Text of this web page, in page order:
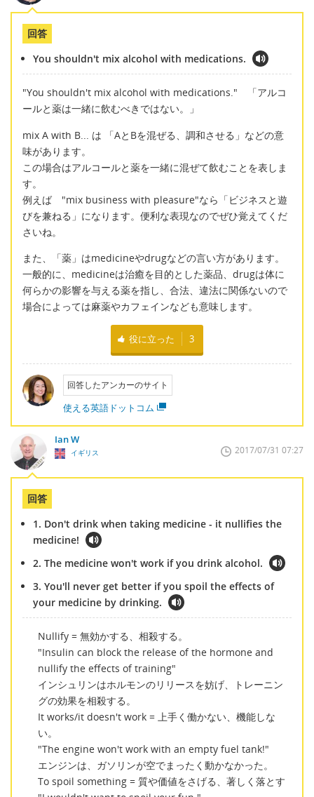
回答
You shouldn't mix alcohol with medications.
"You shouldn't mix alcohol with medications." 「アルコ
ールと薬は一緒に飲むべきではない。」
mix A with B... は 「AとBを混ぜる、調和させる」などの意
味があります。
この場合はアルコールと薬を一緒に混ぜて飲むことを表しま
す。
例えば "mix business with pleasure"なら「ビジネスと遊
びを兼ねる」になります。便利な表現なのでぜひ覚えてくだ
さいね。
また、「薬」はmedicineやdrugなどの言い方があります。
一般的に、medicineは治癒を目的とした薬品、drugは体に
何らかの影響を与える薬を指し、合法、違法に関係ないので
場合によっては麻薬やカフェインなども意味します。
役に立った 3
回答したアンカーのサイト
使える英語ドットコム
Ian W
イギリス 2017/07/31 07:27
回答
1. Don't drink when taking medicine - it nullifies the
medicine!
2. The medicine won't work if you drink alcohol.
3. You'll never get better if you spoil the effects of
your medicine by drinking.
Nullify = 無効かする、相殺する。
"Insulin can block the release of the hormone and
nullify the effects of training"
インシュリンはホルモンのリリースを妨げ、トレーニン
グの効果を相殺する。
It works/it doesn't work = 上手く働かない、機能しな
い。
"The engine won't work with an empty fuel tank!"
エンジンは、ガソリンが空でまったく動かなかった。
To spoil something = 質や価値をさげる、著しく落とす